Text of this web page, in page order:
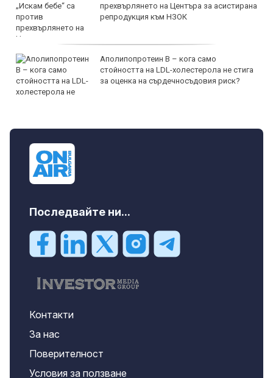
прехвърлянето на Центъра за асистирана
репродукция към НЗОК
Аполипопротеин B – кога само
стойността на LDL-холестерола не стига
за оценка на сърдечносъдовия риск?
Последвайте ни...
Контакти
За нас
Поверителност
Условия за ползване